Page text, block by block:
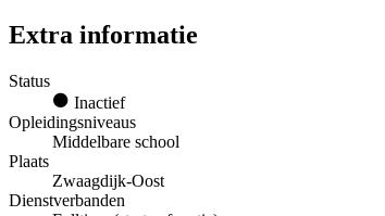
Extra informatie
Status
Inactief
Opleidingsniveaus
Middelbare school
Plaats
Zwaagdijk-Oost
Dienstverbanden